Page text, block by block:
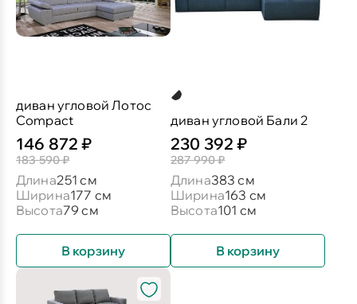
диван угловой Лотос
Compact
146 872 ₽
183 590 ₽
Длина251 см
Ширина177 см
Высота79 см
В корзину
диван угловой Бали 2
230 392 ₽
287 990 ₽
Длина383 см
Ширина163 см
Высота101 см
В корзину